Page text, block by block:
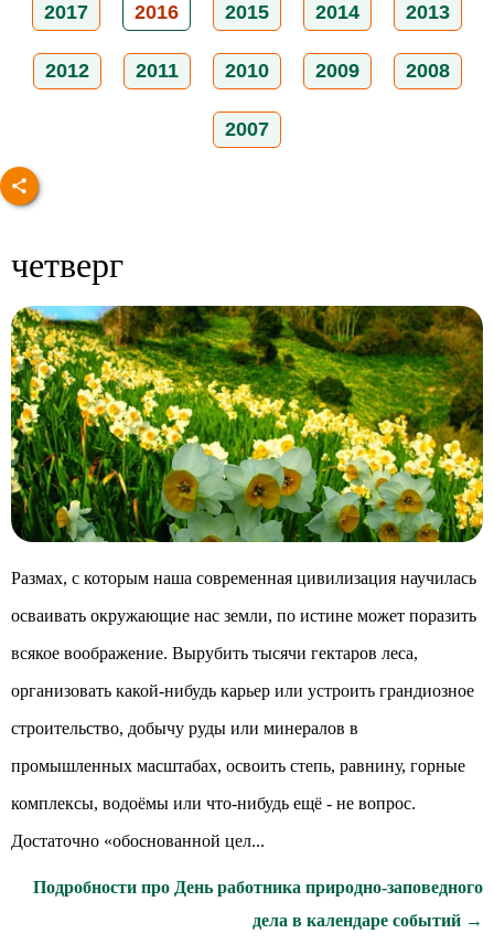
2017 2016 2015 2014 2013
2012 2011 2010 2009 2008
2007
четверг
Размах, с которым наша современная цивилизация научилась
осваивать окружающие нас земли, по истине может поразить
всякое воображение. Вырубить тысячи гектаров леса,
организовать какой-нибудь карьер или устроить грандиозное
строительство, добычу руды или минералов в
промышленных масштабах, освоить степь, равнину, горные
комплексы, водоёмы или что-нибудь ещё - не вопрос.
Достаточно «обоснованной цел...
Подробности про День работника природно-заповедного
дела в календаре событий →